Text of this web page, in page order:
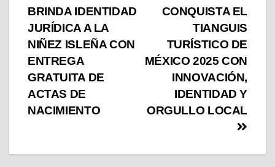
CONQUISTA EL
TIANGUIS
TURÍSTICO DE
MÉXICO 2025 CON
INNOVACIÓN,
IDENTIDAD Y
ORGULLO LOCAL
BRINDA IDENTIDAD
JURÍDICA A LA
NIÑEZ ISLEÑA CON
ENTREGA
GRATUITA DE
ACTAS DE
NACIMIENTO